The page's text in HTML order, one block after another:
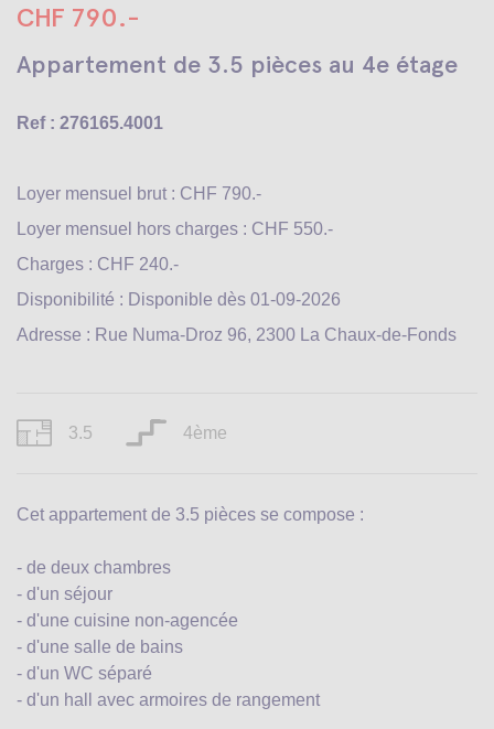
CHF 790.-
Appartement de 3.5 pièces au 4e étage
Ref : 276165.4001
Loyer mensuel brut : CHF 790.-
Loyer mensuel hors charges : CHF 550.-
Charges : CHF 240.-
Disponibilité : Disponible dès 01-09-2026
Adresse : Rue Numa-Droz 96, 2300 La Chaux-de-Fonds
3.5 4ème
Cet appartement de 3.5 pièces se compose :
- de deux chambres
- d'un séjour
- d'une cuisine non-agencée
- d'une salle de bains
- d'un WC séparé
- d'un hall avec armoires de rangement